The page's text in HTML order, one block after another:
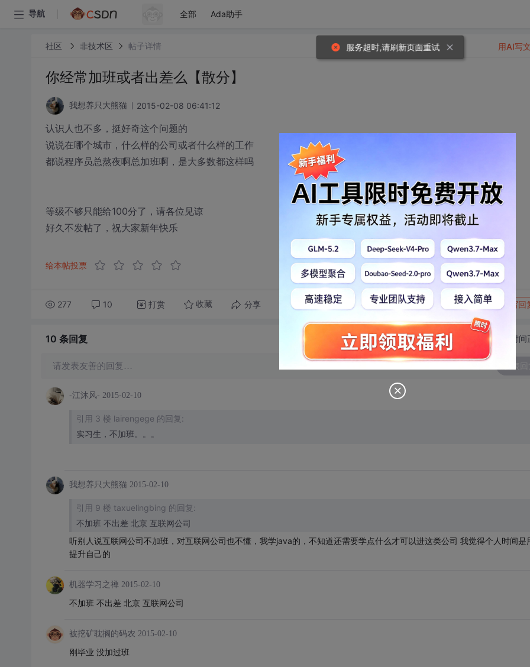
导航 全部 Ada助手
社区 非技术区 帖子详情
你经常加班或者出差么【散分】
我想养只大熊猫 2015-02-08 06:41:12
认识人也不多，挺好奇这个问题的
说说在哪个城市，什么样的公司或者什么样的工作
都说程序员总熬夜啊总加班啊，是大多数都这样吗
等级不够只能给100分了，请各位见谅
好久不发帖了，祝大家新年快乐
给本帖投票
277 10 打赏 收藏 分享 转发到动态 举报 写回
用AI写
10 条回复 切换为时间
请发表友善的回复…
-江沐风- 2015-02-10
引用 3 楼 lairengege 的回复:
实习生，不加班。。。
我想养只大熊猫 2015-02-10
引用 9 楼 taxuelingbing 的回复:
不加班 不出差 北京 互联网公司
听别人说互联网公司不加班，对互联网公司也不懂，我学java的，不知道还需要学点什么才可以进这类公司 我觉得个人时间是
提升自己的
机器学习之禅 2015-02-10
不加班 不出差 北京 互联网公司
被挖矿耽搁的码农 2015-02-10
刚毕业 没加过班
服务超时,请刷新页面重试